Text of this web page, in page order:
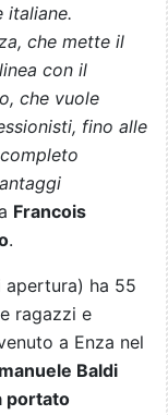
italiane.
che mette il
con il
che vuole
fino alle
Francois
.
ha 55
ragazzi e
a Enza nel
Baldi
portato